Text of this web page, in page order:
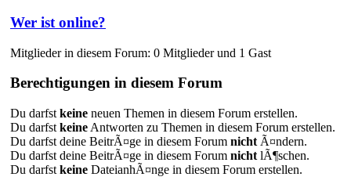
Wer ist online?
Mitglieder in diesem Forum: 0 Mitglieder und 1 Gast
Berechtigungen in diesem Forum
Du darfst keine neuen Themen in diesem Forum erstellen.
Du darfst keine Antworten zu Themen in diesem Forum erstellen.
Du darfst deine BeitrÃ¤ge in diesem Forum nicht Ã¤ndern.
Du darfst deine BeitrÃ¤ge in diesem Forum nicht lÃ¶schen.
Du darfst keine DateianhÃ¤nge in diesem Forum erstellen.